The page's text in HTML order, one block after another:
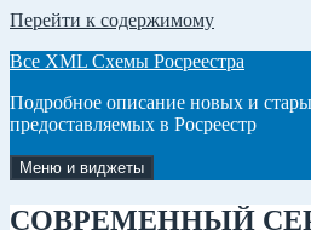
Перейти к содержимому
Все XML Схемы Росреестра
Подробное описание новых и
предоставляемых в Росреестр
Меню и виджеты
СОВРЕМЕННЫЙ